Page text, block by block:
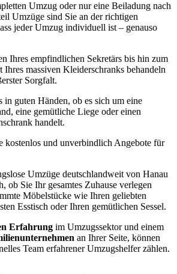
Umzug oder nur eine Beiladung nach
Umzüge sind Sie an der richtigen
jeder Umzug individuell ist – genauso
Ihres empfindlichen Sekretärs bis hin zum
Ihres massiven Kleiderschranks behandeln
Sorgfalt.
guten Händen, ob es sich um eine
eine gemütliche Liege oder einen
handelt.
kostenlos und unverbindlich Angebote für
Umzüge deutschlandweit von Hanau
ob Sie Ihr gesamtes Zuhause verlegen
Möbelstücke wie Ihren geliebten
Esstisch oder Ihren gemütlichen Sessel.
Erfahrung im Umzugssektor und einem
an Ihrer Seite, können
Team erfahrener Umzugshelfer zählen.